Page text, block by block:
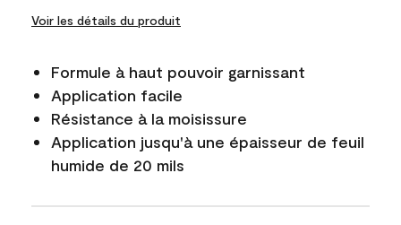
Voir les détails du produit
Formule à haut pouvoir garnissant
Application facile
Résistance à la moisissure
Application jusqu'à une épaisseur de feuil
humide de 20 mils